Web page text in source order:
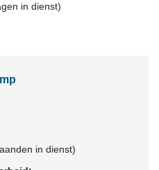
in dienst)
in dienst)